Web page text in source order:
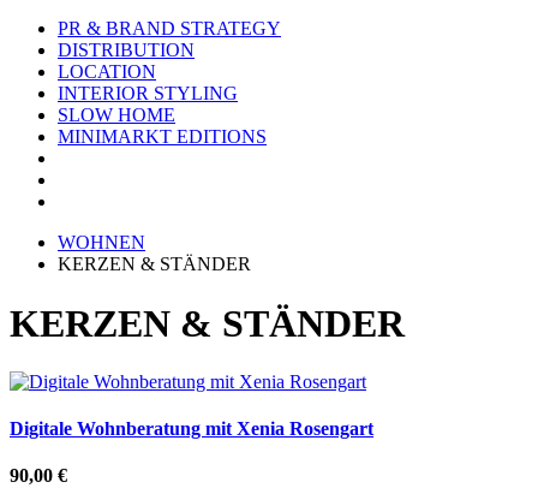
PR & BRAND STRATEGY
DISTRIBUTION
LOCATION
INTERIOR STYLING
SLOW HOME
MINIMARKT EDITIONS
WOHNEN
KERZEN & STÄNDER
KERZEN & STÄNDER
Digitale Wohnberatung mit Xenia Rosengart
90,00 €